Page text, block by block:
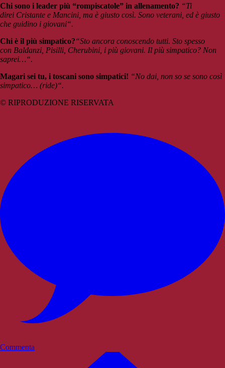
Chi sono i leader più “rompiscatole” in allenamento? “Ti
direi Cristante e Mancini, ma è giusto così. Sono veterani, ed è giusto
che guidino i giovani“.
Chi è il più simpatico?“Sto ancora conoscendo tutti. Sto spesso
con Baldanzi, Pisilli, Cherubini, i più giovani. Il più simpatico? Non
saprei…“.
Magari sei tu, i toscani sono simpatici! “No dai, non so se sono così
simpatico… (ride)“.
© RIPRODUZIONE RISERVATA
Commenta